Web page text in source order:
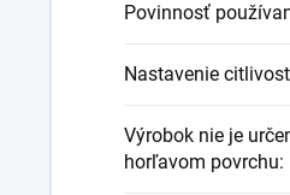
Povinnosť
Nastavenie
Výrobok nie je
horľavom povrchu: